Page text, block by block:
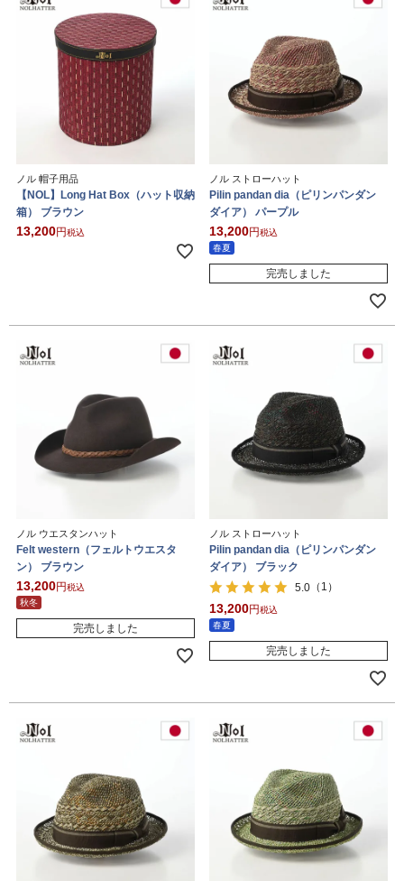
ノル 帽子用品
【NOL】Long Hat Box（ハット収納
箱） ブラウン
13,200 税込
ノル ストローハット
Pilin pandan dia（ピリンパンダン
ダイア） パープル
13,200
税込
春夏
完売しました
ノル ウエスタンハット
Felt western（フェルトウエスタ
ン） ブラウン
13,200
税込
秋冬
完売しました
ノル ストローハット
Pilin pandan dia（ピリンパンダン
ダイア） ブラック
5.0 （1）
13,200
税込
春夏
完売しました